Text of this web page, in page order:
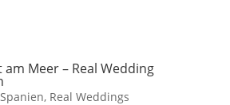
Meer – Real Wedding
, Real Weddings